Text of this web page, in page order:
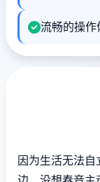
流畅的操作
因为生活无法